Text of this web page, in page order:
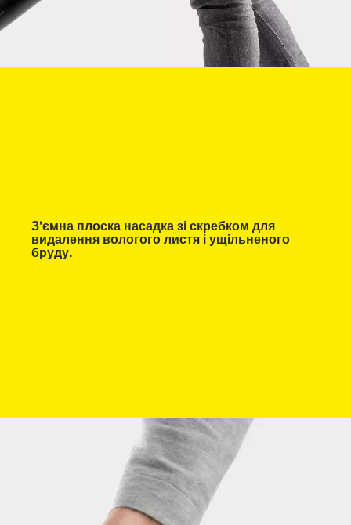
З'ємна плоска насадка зі скребком для
видалення вологого листя і ущільненого
бруду.